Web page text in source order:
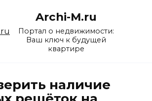
Archi-M.ru
Портал о недвижимости:
Ваш ключ к будущей
квартире
наличие